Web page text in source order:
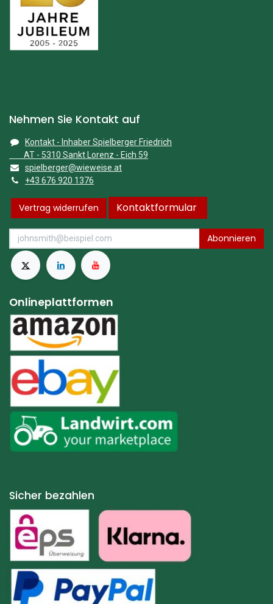
Nehmen Sie Kontakt auf
Kontakt - Inhaber Spielberger Friedrich
AT - 5310 Sankt Lorenz - Eich 59
spielberger@wieweise.at
+43 676 920 1376
Vertrag widerrufen Kontaktformular
Abonnieren
Onlineplattformen
Sicher bezahlen